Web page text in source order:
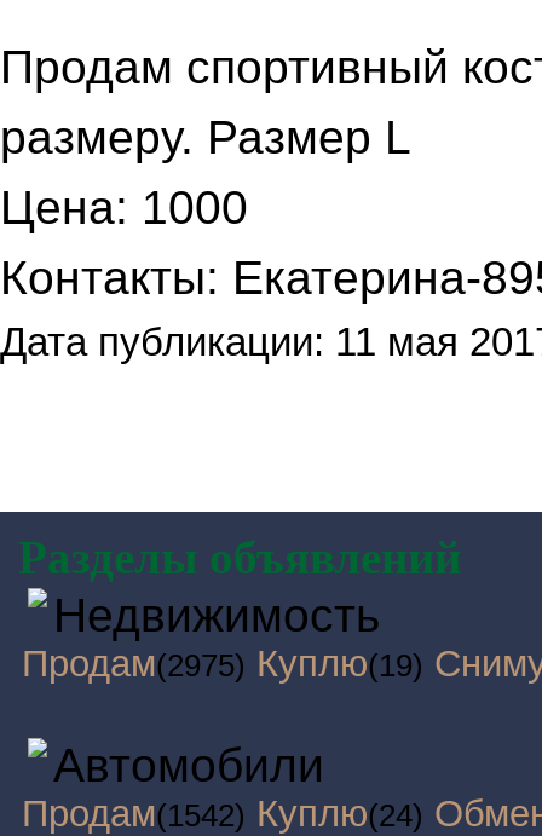
Продам спортивный
размеру. Размер L
Цена: 1000
Контакты: Екатерина-
Дата публикации: 11 мая
Разделы объявлений
Недвижимость
Продам(2975) Куплю(19)
Автомобили
Продам(1542) Куплю(24)